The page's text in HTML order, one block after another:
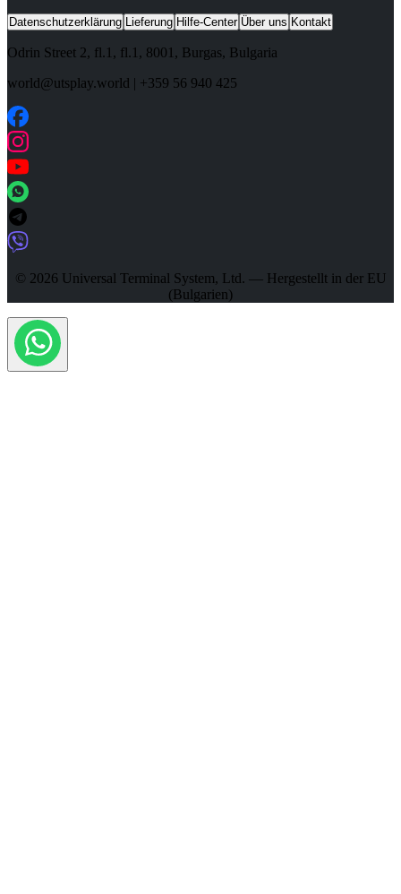
Datenschutzerklärung Lieferung Hilfe-Center Über uns Kontakt
Odrin Street 2, fl.1 , fl.1, 8001 , Burgas, Bulgaria
world@utsplay.world | +359 56 940 425
© 2026 Universal Terminal System, Ltd. — Hergestellt in der EU
(Bulgarien)